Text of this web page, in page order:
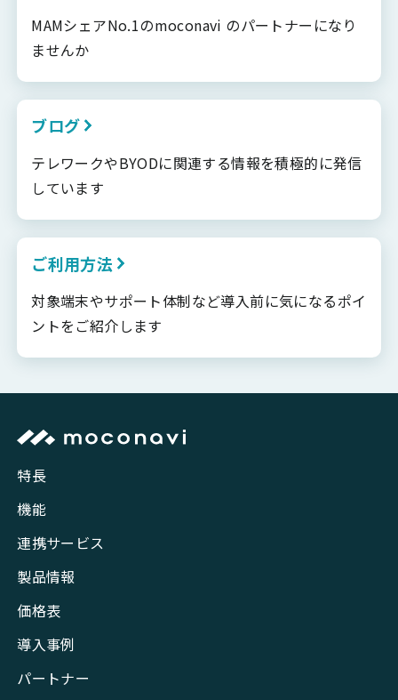
MAMシェアNo.1のmoconavi のパートナーになり
ませんか
ブログ
テレワークやBYODに関連する情報を積極的に発信
しています
ご利用方法
対象端末やサポート体制など導入前に気になるポイ
ントをご紹介します
特長
機能
連携サービス
製品情報
価格表
導入事例
パートナー